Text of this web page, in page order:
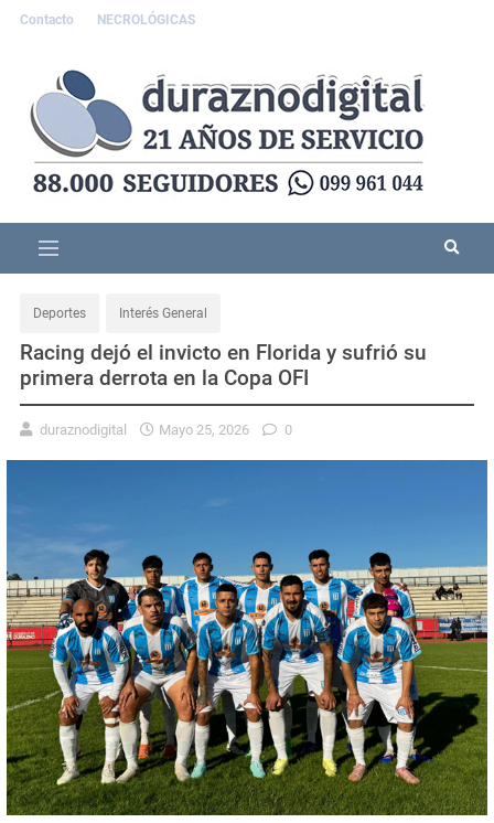
Contacto NECROLÓGICAS
Deportes Interés General
Racing dejó el invicto en Florida y sufrió su
primera derrota en la Copa OFI
duraznodigital Mayo 25, 2026 0